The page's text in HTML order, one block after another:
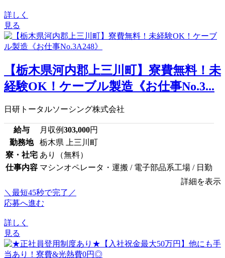
詳しく
見る
【栃木県河内郡上三川町】寮費無料！未
経験OK！ケーブル製造《お仕事No.3...
日研トータルソーシング株式会社
給与 月収例303,000円
勤務地
栃木県 上三川町
寮・社宅 あり（無料）
仕事内容 マシンオペレータ・運搬 / 電子部品系工場 / 日勤
詳細を表示
＼最短45秒で完了／
応募へ進む
詳しく
見る